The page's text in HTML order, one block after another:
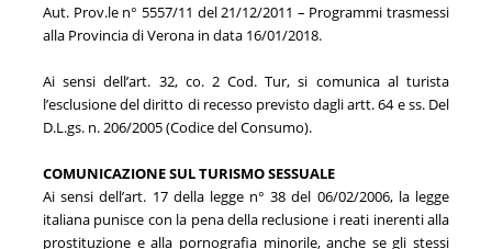
Aut. Prov.le n° 5557/11 del 21/12/2011 – Programmi trasmessi
alla Provincia di Verona in data 16/01/2018.
Ai sensi dell’art. 32, co. 2 Cod. Tur, si comunica al turista
l’esclusione del diritto di recesso previsto dagli artt. 64 e ss. Del
D.L.gs. n. 206/2005 (Codice del Consumo).
COMUNICAZIONE SUL TURISMO SESSUALE
Ai sensi dell’art. 17 della legge n° 38 del 06/02/2006, la legge
italiana punisce con la pena della reclusione i reati inerenti alla
prostituzione e alla pornografia minorile, anche se gli stessi